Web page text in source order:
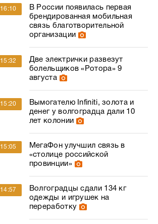
16:10
В России появилась первая
брендированная мобильная
связь благотворительной
организации
15:32
Две электрички развезут
болельщиков «Ротора» 9
августа
15:20
Вымогателю Infiniti, золота и
денег у волгоградца дали 10
лет колонии
15:05
МегаФон улучшил связь в
«столице российской
провинции»
14:57
Волгоградцы сдали 134 кг
одежды и игрушек на
переработку